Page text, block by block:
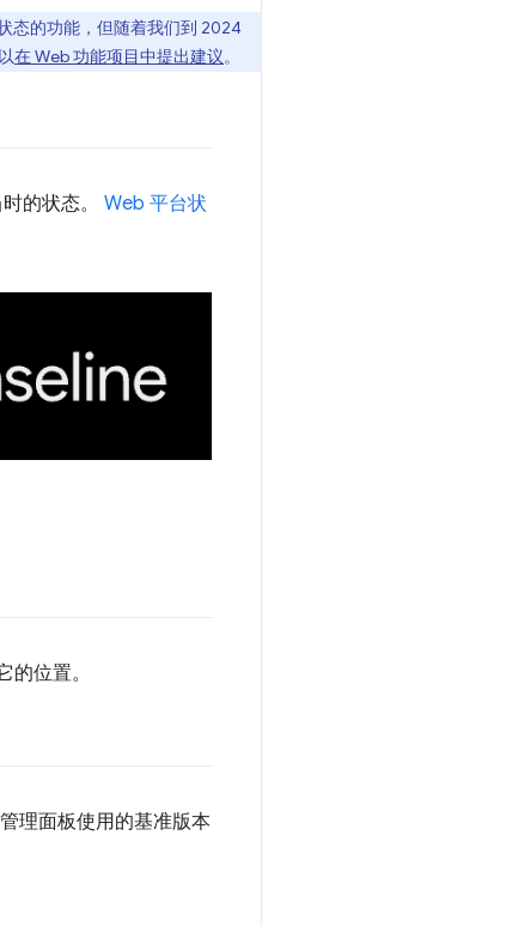
态的功能，但随着我们到 2024
在 Web 功能项目中提出建议。
的状态。 Web 平台状
的位置。
理面板使用的基准版本